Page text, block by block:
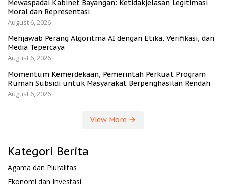
Mewaspadai Kabinet Bayangan: Ketidakjelasan Legitimasi
Moral dan Representasi
August 6, 2026
Menjawab Perang Algoritma AI dengan Etika, Verifikasi, dan
Media Tepercaya
August 6, 2026
Momentum Kemerdekaan, Pemerintah Perkuat Program
Rumah Subsidi untuk Masyarakat Berpenghasilan Rendah
August 6, 2026
View More
Kategori Berita
Agama dan Pluralitas
Ekonomi dan Investasi